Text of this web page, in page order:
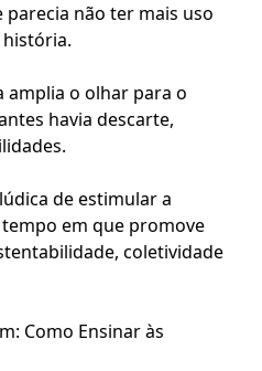
não ter mais uso
amplia o olhar para o
havia descarte,
de estimular a
em que promove
coletividade
Como Ensinar às